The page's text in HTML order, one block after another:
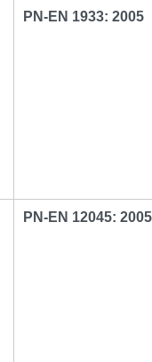
PN-EN 1933: 2005
PN-EN 12045: 2005